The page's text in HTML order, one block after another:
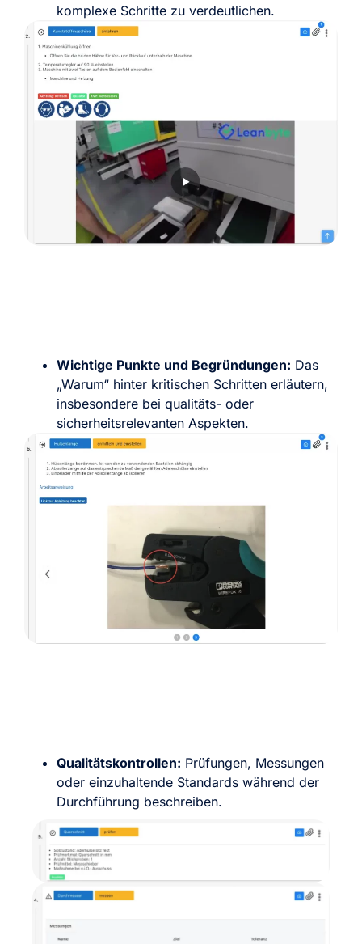
komplexe Schritte zu verdeutlichen.
Wichtige Punkte und Begründungen: Das
„Warum“ hinter kritischen Schritten erläutern,
insbesondere bei qualitäts- oder
sicherheitsrelevanten Aspekten.
Qualitätskontrollen: Prüfungen, Messungen
oder einzuhaltende Standards während der
Durchführung beschreiben.